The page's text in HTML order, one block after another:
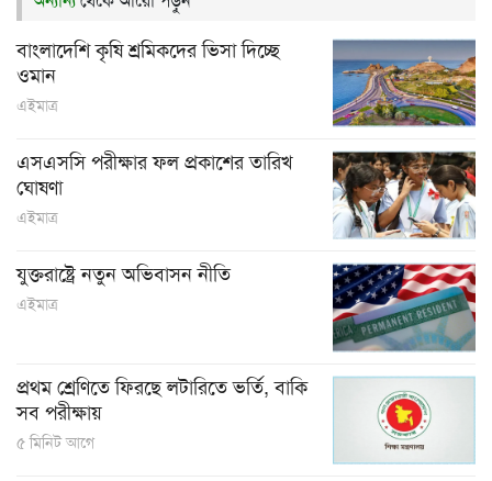
বাংলাদেশি কৃষি শ্রমিকদের ভিসা দিচ্ছে
ওমান
এইমাত্র
এসএসসি পরীক্ষার ফল প্রকাশের তারিখ
ঘোষণা
এইমাত্র
যুক্তরাষ্ট্রে নতুন অভিবাসন নীতি
এইমাত্র
প্রথম শ্রেণিতে ফিরছে লটারিতে ভর্তি, বাকি
সব পরীক্ষায়
৫ মিনিট আগে